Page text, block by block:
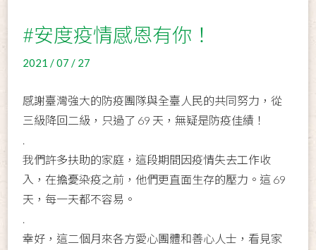
#安度疫情感恩有你！
2021 / 07 / 27
感謝臺灣強大的防疫團隊與全臺人民的共同努力，從
三級降回二級，只過了 69 天，無疑是防疫佳績！
我們許多扶助的家庭，這段期間因疫情失去工作收
入，在擔憂染疫之前，他們更直面生存的壓力。這 69
天，每一天都不容易。
幸好，這二個月來各方愛心團體和善心人士，看見家